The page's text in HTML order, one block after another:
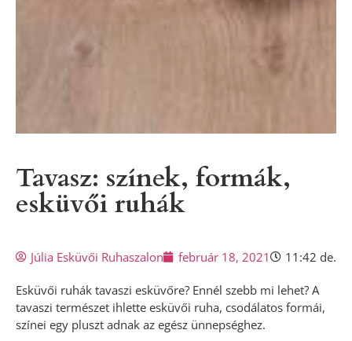
Tavasz: színek, formák,
esküvői ruhák
Júlia Esküvői Ruhaszalon február 18, 2021 11:42 de.
Esküvői ruhák tavaszi esküvőre? Ennél szebb mi lehet? A
tavaszi természet ihlette esküvői ruha, csodálatos formái,
színei egy pluszt adnak az egész ünnepséghez.